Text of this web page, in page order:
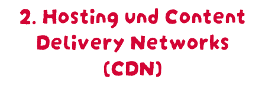
2. Hosting und Content
Delivery Networks
(CDN)